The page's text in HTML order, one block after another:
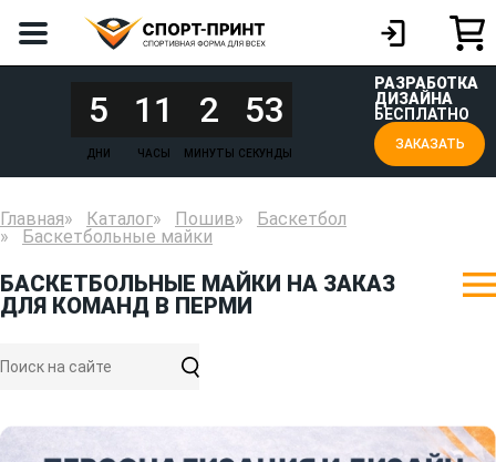
5
ДНИ
11
ЧАСЫ
2
МИНУТЫ
53
СЕКУНДЫ
РАЗРАБОТКА
ДИЗАЙНА
БЕСПЛАТНО
ЗАКАЗАТЬ
Главная Каталог Пошив
Баскетбол
Баскетбольные майки
БАСКЕТБОЛЬНЫЕ МАЙКИ НА ЗАКАЗ
ДЛЯ КОМАНД В ПЕРМИ